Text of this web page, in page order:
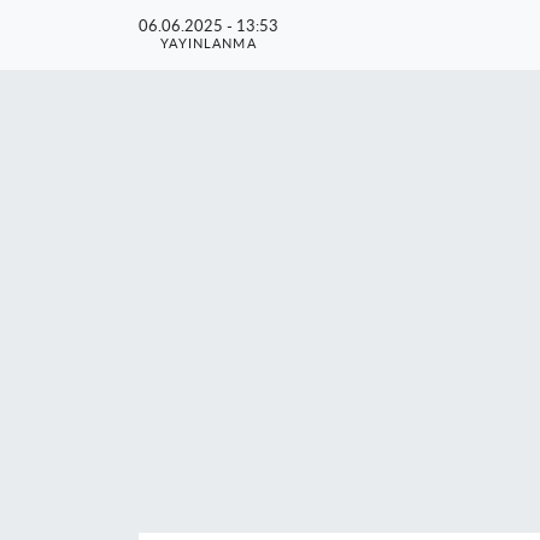
06.06.2025 - 13:53
YAYINLANMA